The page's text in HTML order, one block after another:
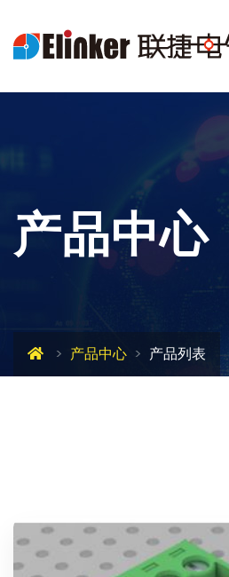
产品中心
产品中心 产品列表